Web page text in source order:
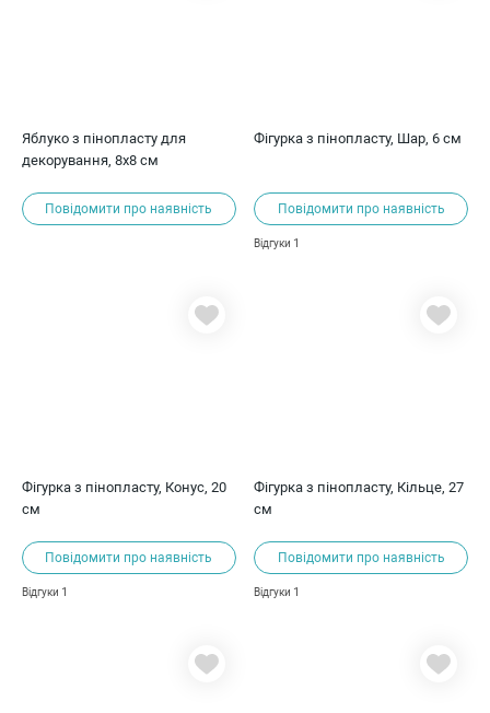
Яблуко з пінопласту для
декорування, 8х8 см
Повідомити про наявність
Фігурка з пінопласту, Шар, 6 см
Повідомити про наявність
Відгуки 1
Фігурка з пінопласту, Конус, 20
см
Повідомити про наявність
Відгуки 1
Фігурка з пінопласту, Кільце, 27
см
Повідомити про наявність
Відгуки 1